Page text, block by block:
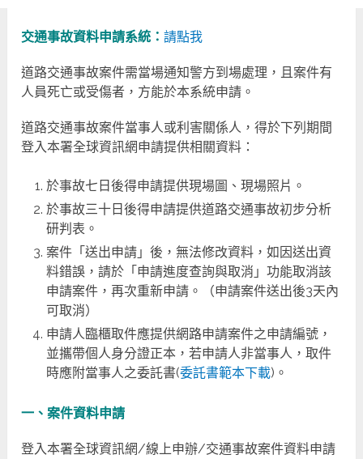
交通事故資料申請系統：請點我
道路交通事故案件需當場通知警方到場處理，且案件有
人員死亡或受傷者，方能於本系統申請。
道路交通事故案件當事人或利害關係人，得於下列期間
登入本署全球資訊網申請提供相關資料：
於事故七日後得申請提供現場圖、現場照片。
於事故三十日後得申請提供道路交通事故初步分析
研判表。
案件「送出申請」後，無法修改資料，如因送出資
料錯誤，請於「申請進度查詢與取消」功能取消該
申請案件，再次重新申請。（申請案件送出後3天內
可取消）
申請人臨櫃取件應提供網路申請案件之申請編號，
並攜帶個人身分證正本，若申請人非當事人，取件
時應附當事人之委託書(委託書範本下載)。
一、案件資料申請
登入本署全球資訊網/線上申辦/交通事故案件資料申請